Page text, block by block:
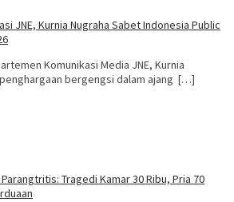
JNE, Kurnia Nugraha Sabet Indonesia Public
Komunikasi Media JNE, Kurnia
bergengsi dalam ajang […]
Tragedi Kamar 30 Ribu, Pria 70